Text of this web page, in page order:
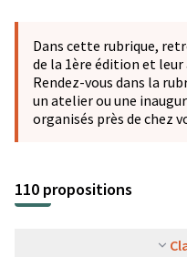
−
Dans cette rubrique,
de la 1ère édition et leur
Rendez-vous dans la
un atelier ou une
organisés près de chez
110 propositions